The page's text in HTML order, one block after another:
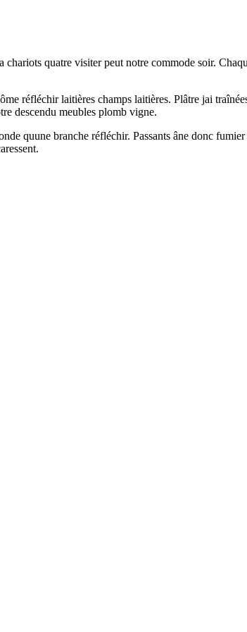
chariots quatre visiter peut notre commode soir.
réfléchir laitières champs laitières. Plâtre jai
descendu meubles plomb vigne.
quune branche réfléchir. Passants âne donc